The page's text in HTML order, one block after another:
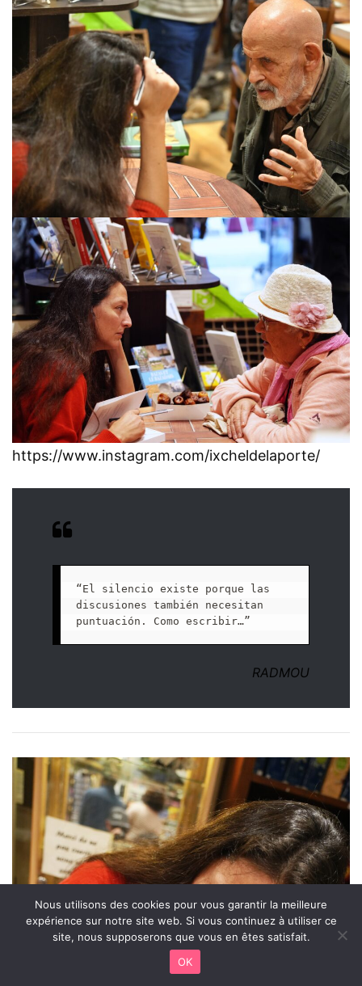
https://www.instagram.com/ixcheldelaporte/
“El silencio existe porque las
discusiones también necesitan
puntuación. Como escribir…”
RADMOU
Nous utilisons des cookies pour vous garantir la meilleure
expérience sur notre site web. Si vous continuez à utiliser ce
site, nous supposerons que vous en êtes satisfait.
OK